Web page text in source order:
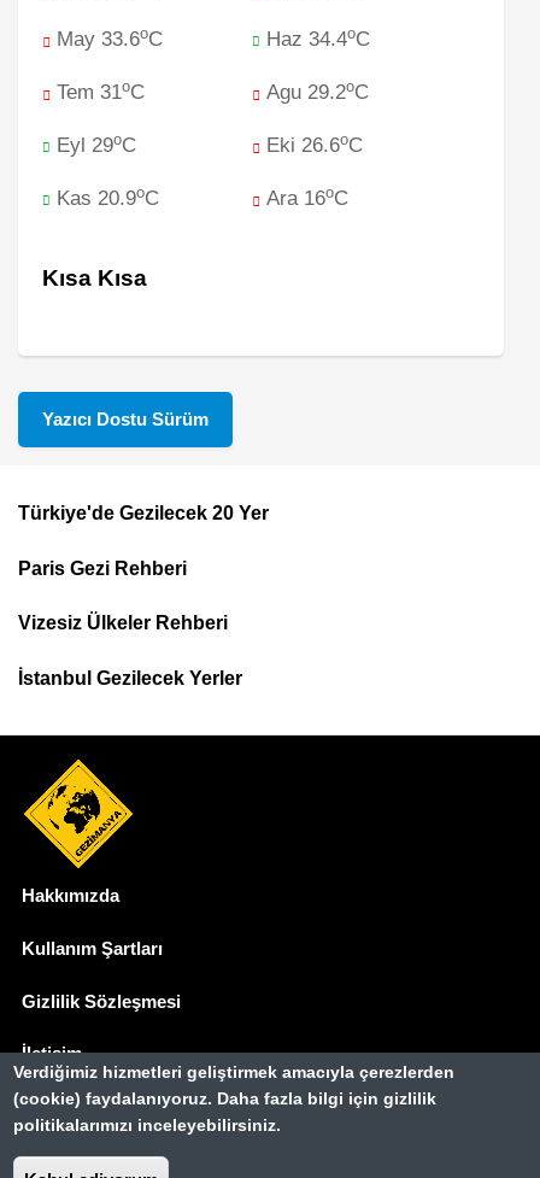
May 33.6oC Haz 34.4oC
Tem 31oC Agu 29.2oC
Eyl 29oC Eki 26.6oC
Kas 20.9oC Ara 16oC
Kısa Kısa
Yazıcı Dostu Sürüm
Footer
Top
Menu
Türkiye'de Gezilecek 20 Yer
Paris Gezi Rehberi
Vizesiz Ülkeler Rehberi
İstanbul Gezilecek Yerler
Hakkımızda
Kullanım Şartları
Gizlilik Sözleşmesi
İletişim
Basında Biz
Gezimanya Turizm, TÜRSAB'a kayıtlı bir
Verdiğimiz hizmetleri geliştirmek amacıyla çerezlerden
(cookie) faydalanıyoruz. Daha fazla bilgi için gizlilik
politikalarımızı inceleyebilirsiniz.